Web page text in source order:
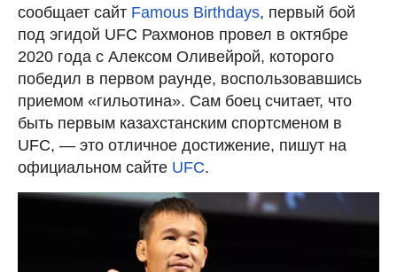
сообщает сайт Famous Birthdays, первый бой
под эгидой UFC Рахмонов провел в октябре
2020 года с Алексом Оливейрой, которого
победил в первом раунде, воспользовавшись
приемом «гильотина». Сам боец считает, что
быть первым казахстанским спортсменом в
UFC, — это отличное достижение, пишут на
официальном сайте UFC.